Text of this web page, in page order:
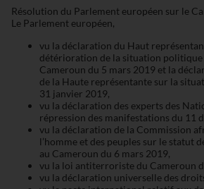
Résolution du Parlement européen sur le
Le Parlement européen,
vu la déclaration du Haut
détérioration de la situation politique
Cameroun du 5 mars 2019 et la
de la Haute représentante sur la
31 janvier 2019,
vu la déclaration des experts des
répression des manifestations du 11
vu la déclaration de la Commission
l’homme et des peuples sur le statut
au Cameroun du 6 mars 2019,
vu la loi antiterroriste du Cameroun
vu la déclaration universelle des